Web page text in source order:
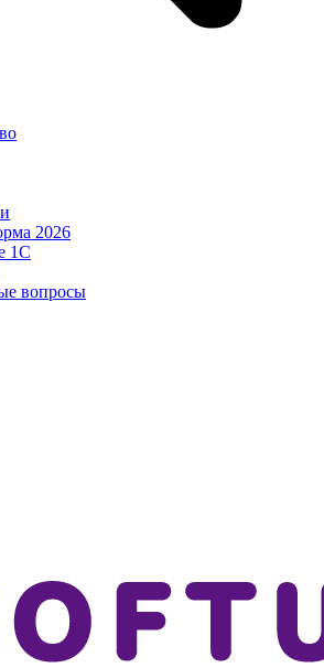
2026
1С
вопросы